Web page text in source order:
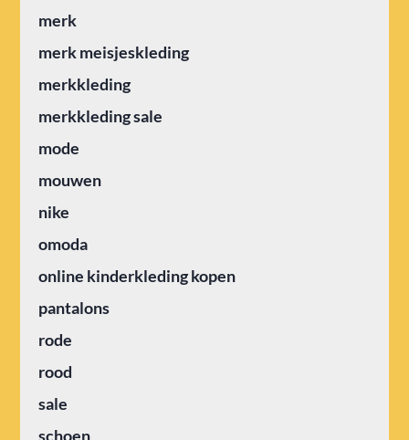
merk
merk meisjeskleding
merkkleding
merkkleding sale
mode
mouwen
nike
omoda
online kinderkleding kopen
pantalons
rode
rood
sale
schoen